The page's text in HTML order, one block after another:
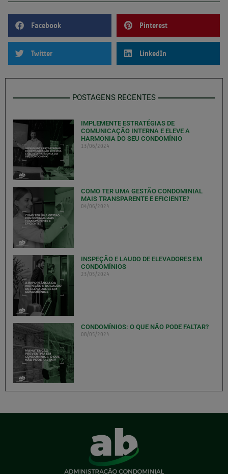
Facebook Pinterest
Twitter LinkedIn
POSTAGENS RECENTES
IMPLEMENTE ESTRATÉGIAS DE
COMUNICAÇÃO INTERNA E ELEVE A
HARMONIA DO SEU CONDOMÍNIO
13/06/2024
COMO TER UMA GESTÃO CONDOMINIAL
MAIS TRANSPARENTE E EFICIENTE?
04/06/2024
INSPEÇÃO E LAUDO DE ELEVADORES EM
CONDOMÍNIOS
23/05/2024
CONDOMÍNIOS: O QUE NÃO PODE FALTAR?
08/05/2024